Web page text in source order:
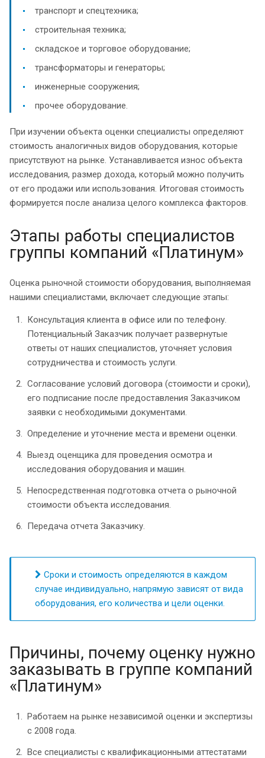
транспорт и спецтехника;
строительная техника;
складское и торговое оборудование;
трансформаторы и генераторы;
инженерные сооружения;
прочее оборудование.
При изучении объекта оценки специалисты определяют
стоимость аналогичных видов оборудования, которые
присутствуют на рынке. Устанавливается износ объекта
исследования, размер дохода, который можно получить
от его продажи или использования. Итоговая стоимость
формируется после анализа целого комплекса факторов.
Этапы работы специалистов
группы компаний «Платинум»
Оценка рыночной стоимости оборудования, выполняемая
нашими специалистами, включает следующие этапы:
Консультация клиента в офисе или по телефону.
Потенциальный Заказчик получает развернутые
ответы от наших специалистов, уточняет условия
сотрудничества и стоимость услуги.
Согласование условий договора (стоимости и сроки),
его подписание после предоставления Заказчиком
заявки с необходимыми документами.
Определение и уточнение места и времени оценки.
Выезд оценщика для проведения осмотра и
исследования оборудования и машин.
Непосредственная подготовка отчета о рыночной
стоимости объекта исследования.
Передача отчета Заказчику.
Сроки и стоимость определяются в каждом
случае индивидуально, напрямую зависят от вида
оборудования, его количества и цели оценки.
Причины, почему оценку нужно
заказывать в группе компаний
«Платинум»
Работаем на рынке независимой оценки и экспертизы
с 2008 года.
Все специалисты с квалификационными аттестатами